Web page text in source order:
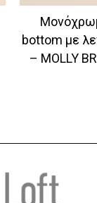
bottom με
– MOLLY